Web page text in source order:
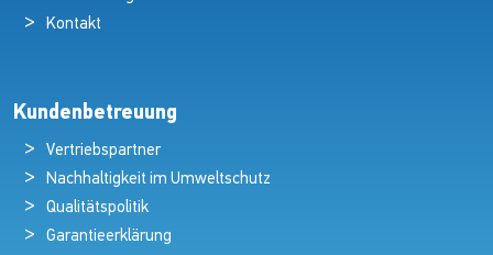
Kontakt
Kundenbetreuung
Vertriebspartner
Nachhaltigkeit im Umweltschutz
Qualitätspolitik
Garantieerklärung